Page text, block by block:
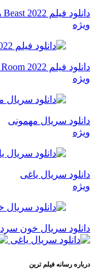
دانلود فیلم Beast 2022 هیولا
ویژه
دانلود فیلم Wire Room 2022 اتاق شنود
ویژه
دانلود سریال مهمونی
ویژه
دانلود سریال یاغی
ویژه
دانلود سریال خون سرد
درباره رسانه فیلم ترین